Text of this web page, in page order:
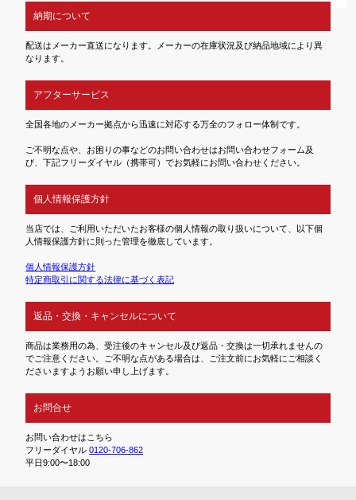
納期について
配送はメーカー直送になります。メーカーの在庫状況及び納品地域により異
なります。
アフターサービス
全国各地のメーカー拠点から迅速に対応する万全のフォロー体制です。
ご不明な点や、お困りの事などのお問い合わせはお問い合わせフォーム及
び、下記フリーダイヤル（携帯可）でお気軽にお問い合わせください。
個人情報保護方針
当店では、ご利用いただいたお客様の個人情報の取り扱いについて、以下個
人情報保護方針に則った管理を徹底しています。
個人情報保護方針
特定商取引に関する法律に基づく表記
返品・交換・キャンセルについて
商品は業務用の為、受注後のキャンセル及び返品・交換は一切承れませんの
でご注意ください。ご不明な点がある場合は、ご注文前にお気軽にご相談く
ださいますようお願い申し上げます。
お問合せ
お問い合わせはこちら
フリーダイヤル0120-706-862
平日9:00〜18:00